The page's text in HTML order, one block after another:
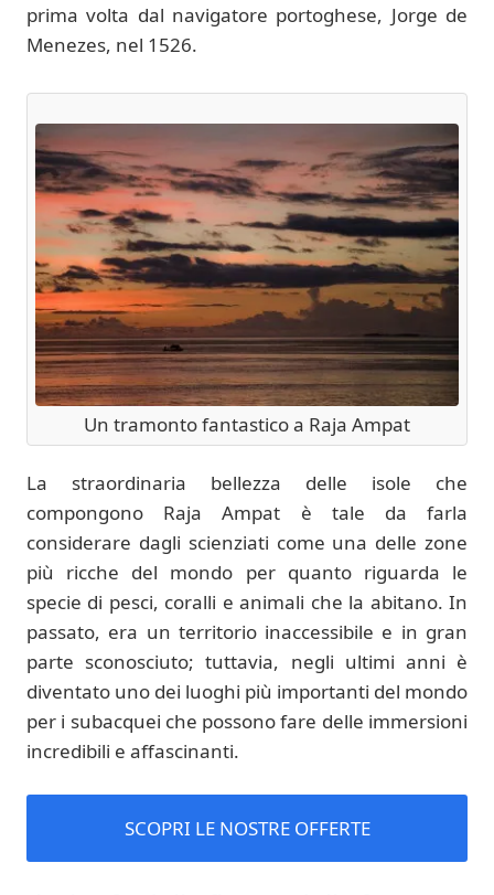
prima volta dal navigatore portoghese, Jorge de
Menezes, nel 1526.
Un tramonto fantastico a Raja Ampat
La straordinaria bellezza delle isole che
compongono Raja Ampat è tale da farla
considerare dagli scienziati come una delle zone
più ricche del mondo per quanto riguarda le
specie di pesci, coralli e animali che la abitano. In
passato, era un territorio inaccessibile e in gran
parte sconosciuto; tuttavia, negli ultimi anni è
diventato uno dei luoghi più importanti del mondo
per i subacquei che possono fare delle immersioni
incredibili e affascinanti.
SCOPRI LE NOSTRE OFFERTE